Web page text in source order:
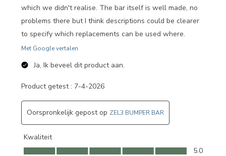
which we didn't realise. The bar itself is well made, no
problems there but I think descriptions could be clearer
to specify which replacements can be used where.
Met Google vertalen
Ja, Ik beveel dit product aan.
Product getest : 7-4-2026
Oorspronkelijk gepost op ZEL3 BUMPER BAR
Kwaliteit
Kwaliteit, 5.0 van 5
5.0